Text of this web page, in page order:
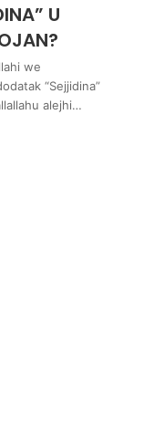
U
we
“Sejjidina”
alejhi…